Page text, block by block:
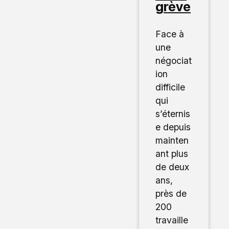
grève
Face à
une
négociat
ion
difficile
qui
s’éternis
e depuis
mainten
ant plus
de deux
ans,
près de
200
travaille